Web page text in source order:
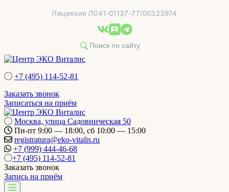
Лицензия Л041-01137-77/00323974
+7 (495) 114-52-81
Заказать звонок
Записаться на приём
Москва, улица Садовническая 50
Пн-пт 9:00 — 18:00, сб 10:00 — 15:00
registratura@eko-vitalis.ru
+7 (999) 444-46-68
+7 (495) 114-52-81
Заказать звонок
Запись на приём